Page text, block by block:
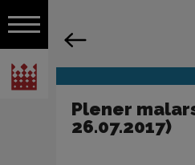
Open navigation
National Centre for Culture
Navigation
Plener
26.07.2017)